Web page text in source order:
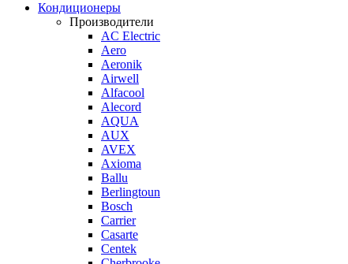
Кондиционеры
Производители
AC Electric
Aero
Aeronik
Airwell
Alfacool
Alecord
AQUA
AUX
AVEX
Axioma
Ballu
Berlingtoun
Bosch
Carrier
Casarte
Centek